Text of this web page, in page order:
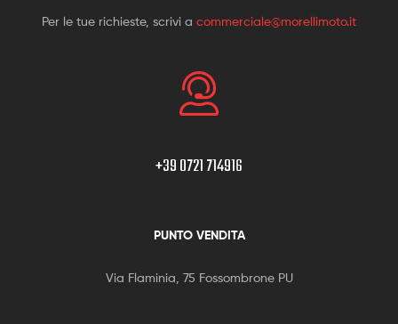
Per le tue richieste, scrivi a commerciale@morellimoto.it
+39 0721 714916
PUNTO VENDITA
Via Flaminia, 75 Fossombrone PU